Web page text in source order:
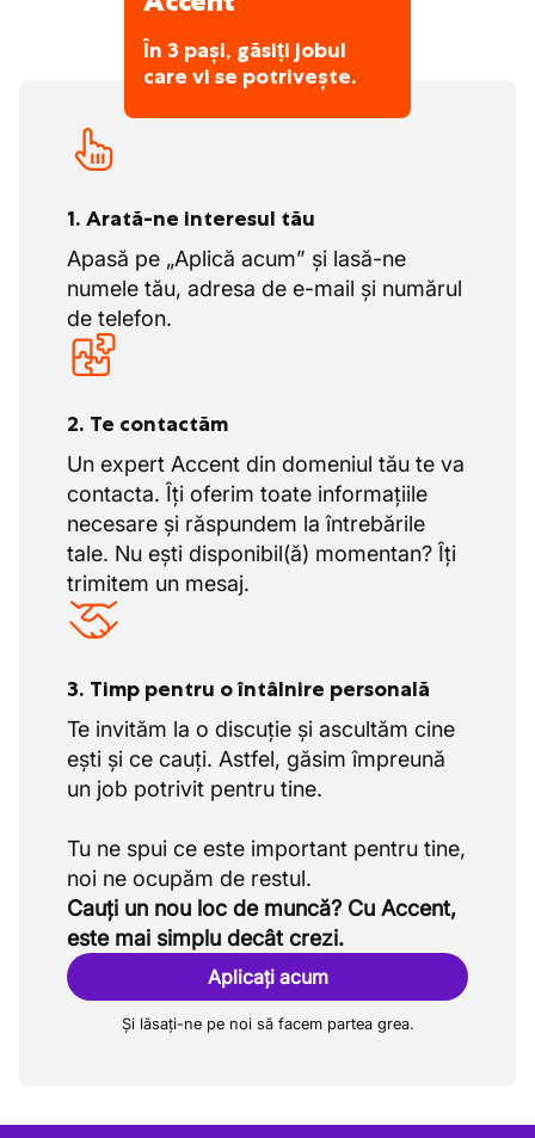
În 3 pași, găsiți jobul
care vi se potrivește.
1. Arată-ne interesul tău
Apasă pe „Aplică acum” și lasă-ne
numele tău, adresa de e-mail și numărul
de telefon.
2. Te contactăm
Un expert Accent din domeniul tău te va
contacta. Îți oferim toate informațiile
necesare și răspundem la întrebările
tale. Nu ești disponibil(ă) momentan? Îți
trimitem un mesaj.
3. Timp pentru o întâlnire personală
Te invităm la o discuție și ascultăm cine
ești și ce cauți. Astfel, găsim împreună
un job potrivit pentru tine.
Tu ne spui ce este important pentru tine,
Cauți un nou loc de muncă? Cu Accent,
este mai simplu decât crezi.
Aplicați acum
Și lăsați-ne pe noi să facem partea grea.